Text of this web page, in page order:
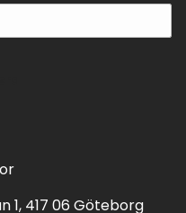
1, 417 06 Göteborg